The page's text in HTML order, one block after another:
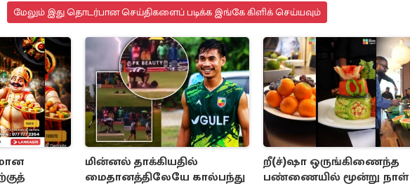
மேலும் இது தொடர்பான செய்திகளைப் படிக்க இங்கே கிளிக் செய்யவும்
மின்னல் தாக்கியதில்
மைதானத்திலேயே கால்பந்து
றீ(ச்)ஷா ஒருங்கிணைந்த
பண்ணையில் மூன்று நாள்